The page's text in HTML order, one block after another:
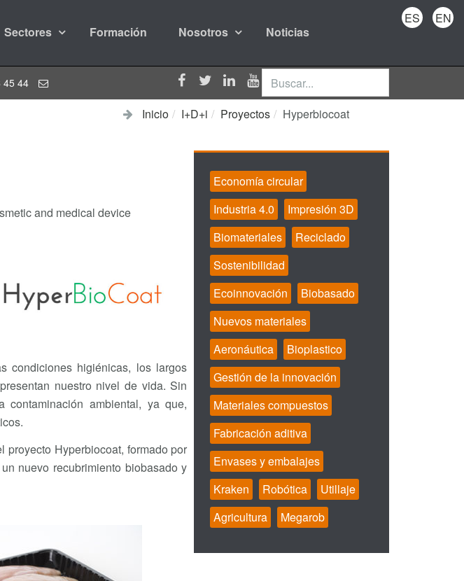
Sectores Formación Nosotros Noticias
45 44 Buscar...
Inicio I+D+i Proyectos Hyperbiocoat
and medical device
condiciones higiénicas, los largos
nuestro nivel de vida. Sin
contaminación ambiental, ya que,
Hyperbiocoat, formado por
nuevo recubrimiento biobasado y
Economía circular
Industria 4.0
Impresión 3D
Biomateriales
Reciclado
Sostenibilidad
Ecoinnovación
Biobasado
Nuevos materiales
Aeronáutica
Bioplastico
Gestión de la innovación
Materiales compuestos
Fabricación aditiva
Envases y embalajes
Kraken
Robótica
Utillaje
Agricultura
Megarob
ES EN